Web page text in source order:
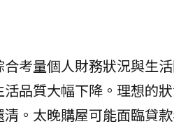
考量個人財務狀況與生
品質大幅下降。理想的
。太晚購屋可能面臨貸